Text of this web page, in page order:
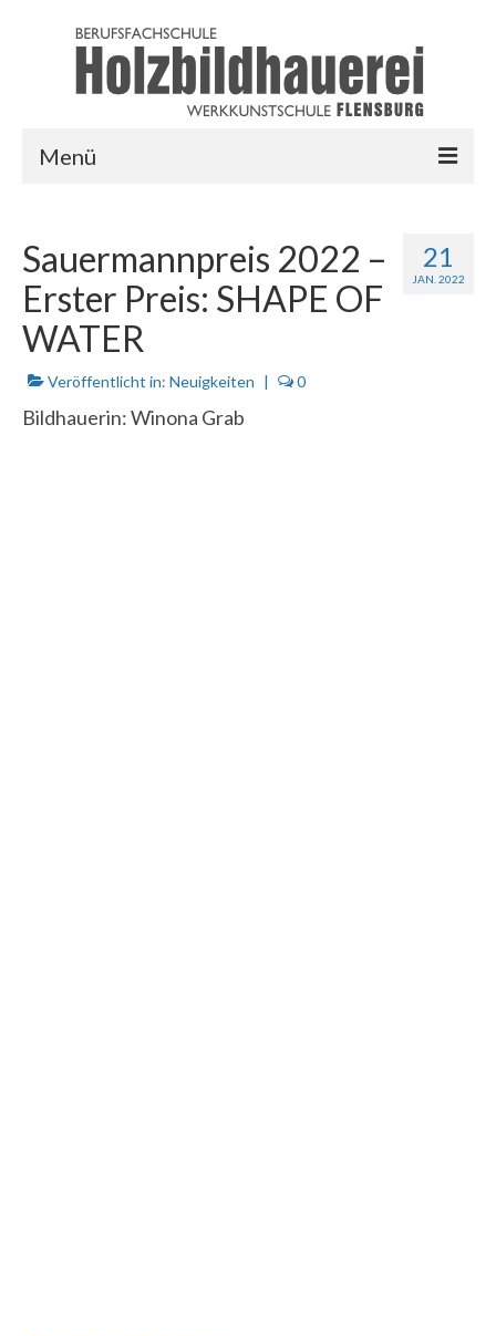
Menü
AUSBILDUNG
LINKS
LOGIN
21
JAN. 2022
Sauermannpreis 2022 –
Erster Preis: SHAPE OF
WATER
Veröffentlicht in: Neuigkeiten | 0
Bildhauerin: Winona Grab